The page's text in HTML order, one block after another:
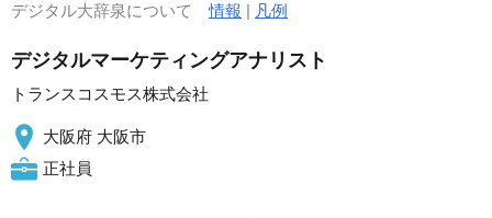
デジタル大辞泉について情報 | 凡例
デジタルマーケティングアナリスト
トランスコスモス株式会社
大阪府 大阪市
正社員